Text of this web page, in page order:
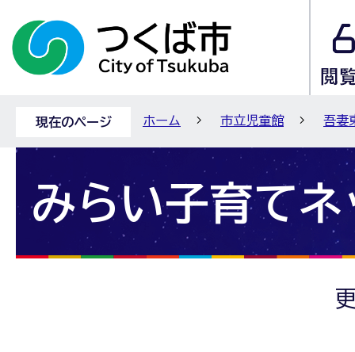
現在のページ ホーム 市立児童館 吾妻
みらい子育てネ